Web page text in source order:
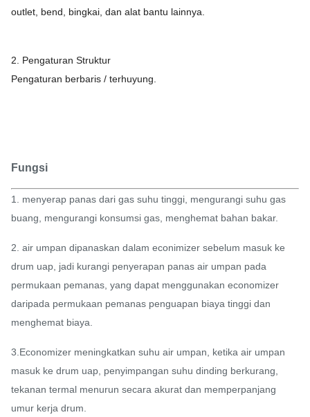
outlet, bend, bingkai, dan alat bantu lainnya.
2. Pengaturan Struktur
Pengaturan berbaris / terhuyung.
Fungsi
1. menyerap panas dari gas suhu tinggi, mengurangi suhu gas
buang, mengurangi konsumsi gas, menghemat bahan bakar.
2. air umpan dipanaskan dalam econimizer sebelum masuk ke
drum uap, jadi kurangi penyerapan panas air umpan pada
permukaan pemanas, yang dapat menggunakan economizer
daripada permukaan pemanas penguapan biaya tinggi dan
menghemat biaya.
3.Economizer meningkatkan suhu air umpan, ketika air umpan
masuk ke drum uap, penyimpangan suhu dinding berkurang,
tekanan termal menurun secara akurat dan memperpanjang
umur kerja drum.